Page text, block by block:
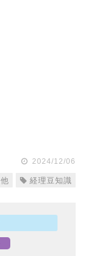
2024/12/06
経理豆知識